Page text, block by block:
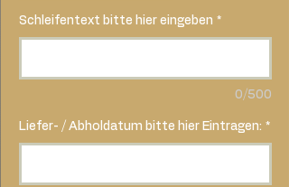
Schleifentext bitte hier eingeben *
0/500
Liefer- / Abholdatum bitte hier Eintragen: *